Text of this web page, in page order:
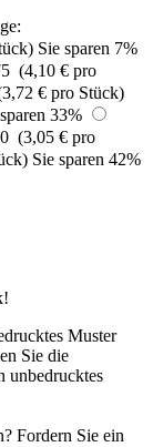
Sie sparen 7%
(4,10 € pro
€ pro Stück)
33%
(3,05 € pro
Sie sparen 42%
Muster
Sie die
unbedrucktes
Fordern Sie ein